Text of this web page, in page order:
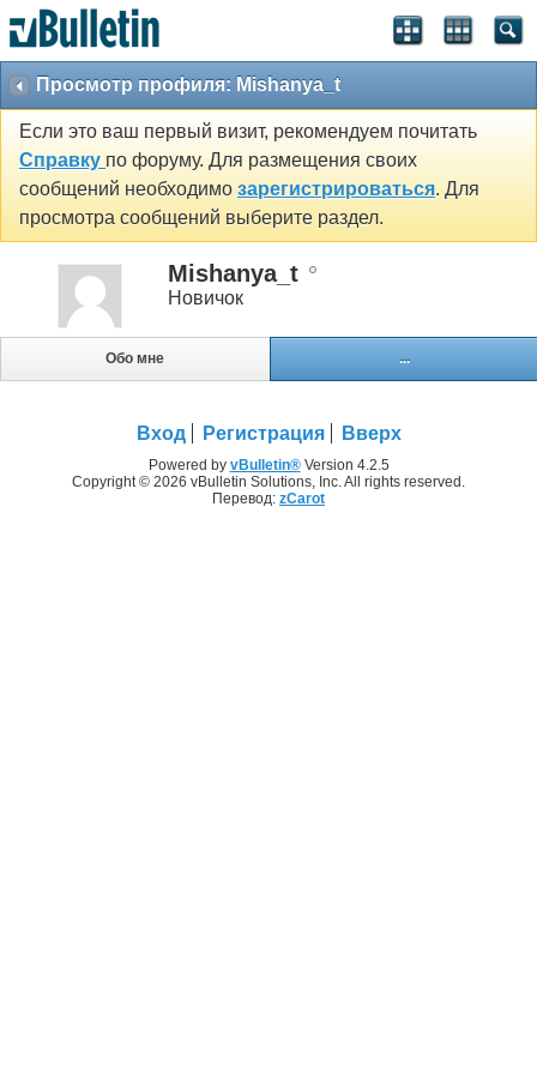
Просмотр профиля: Mishanya_t
Если это ваш первый визит, рекомендуем почитать
Справку по форуму. Для размещения своих
сообщений необходимо зарегистрироваться. Для
просмотра сообщений выберите раздел.
Mishanya_t
Новичок
Обо мне ...
Вход Регистрация Вверх
Powered by vBulletin®Version 4.2.5
Copyright © 2026 vBulletin Solutions, Inc. All rights reserved.
Перевод: zCarot